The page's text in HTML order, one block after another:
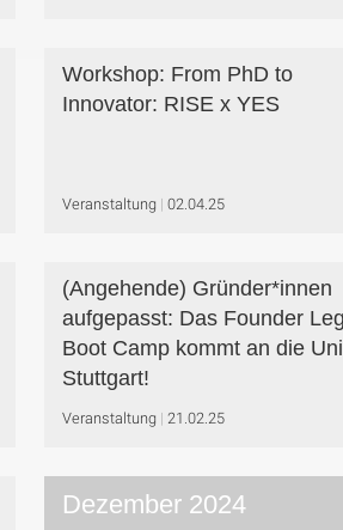
Workshop: From PhD to
Innovator: RISE x YES
Veranstaltung 02.04.25
(Angehende) Gründer*innen
aufgepasst: Das Founder
Boot Camp kommt an die Uni
Stuttgart!
Veranstaltung 21.02.25
Dezember 2024